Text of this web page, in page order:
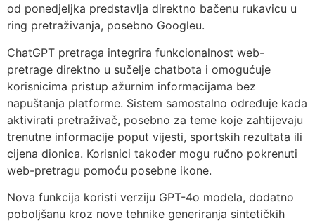
od ponedjeljka predstavlja direktno bačenu rukavicu u
ring pretraživanja, posebno Googleu.
ChatGPT pretraga integrira funkcionalnost web-
pretrage direktno u sučelje chatbota i omogućuje
korisnicima pristup ažurnim informacijama bez
napuštanja platforme. Sistem samostalno određuje kada
aktivirati pretraživač, posebno za teme koje zahtijevaju
trenutne informacije poput vijesti, sportskih rezultata ili
cijena dionica. Korisnici također mogu ručno pokrenuti
web-pretragu pomoću posebne ikone.
Nova funkcija koristi verziju GPT-4o modela, dodatno
poboljšanu kroz nove tehnike generiranja sintetičkih